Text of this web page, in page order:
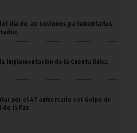
día de las sesiones parlamentarias
implementación de la Cuenta Única
por el 47 aniversario del Golpe de
de la Paz